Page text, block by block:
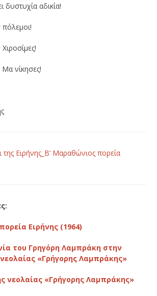
δυστυχία αδικία!
νίκησες!
Ειρήνης_B’ Μαραθώνιος πορεία
Ειρήνης (1964)
του Γρηγόρη Λαμπράκη στην
«Γρήγορης Λαμπράκης»
νεολαίας «Γρήγορης Λαμπράκης»